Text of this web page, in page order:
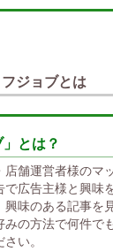
自宅待
給与保
週1・
初心者
長崎 宮崎 熊
島根
フジョブとは
」とは？
店舗運営者様のマ
で広告主様と興味
興味のある記事を
みの方法で何件で
い。